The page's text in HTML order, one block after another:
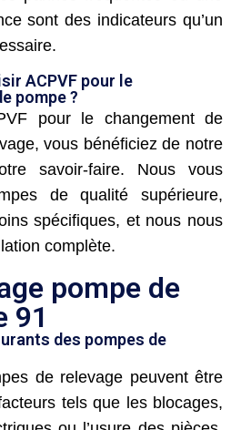
sont des indicateurs qu’un
ACPVF pour le
pompe ?
pour le changement de
vous bénéficiez de notre
savoir-faire. Nous vous
de qualité supérieure,
spécifiques, et nous nous
complète.
pompe de
91
des pompes de
de relevage peuvent être
tels que les blocages,